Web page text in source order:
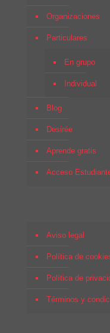
Organizaciones
Particulares
En grupo
Individual
Blog
Desirée
Aprende gratis
Acceso
Aviso legal
Política de
Política de
Términos y